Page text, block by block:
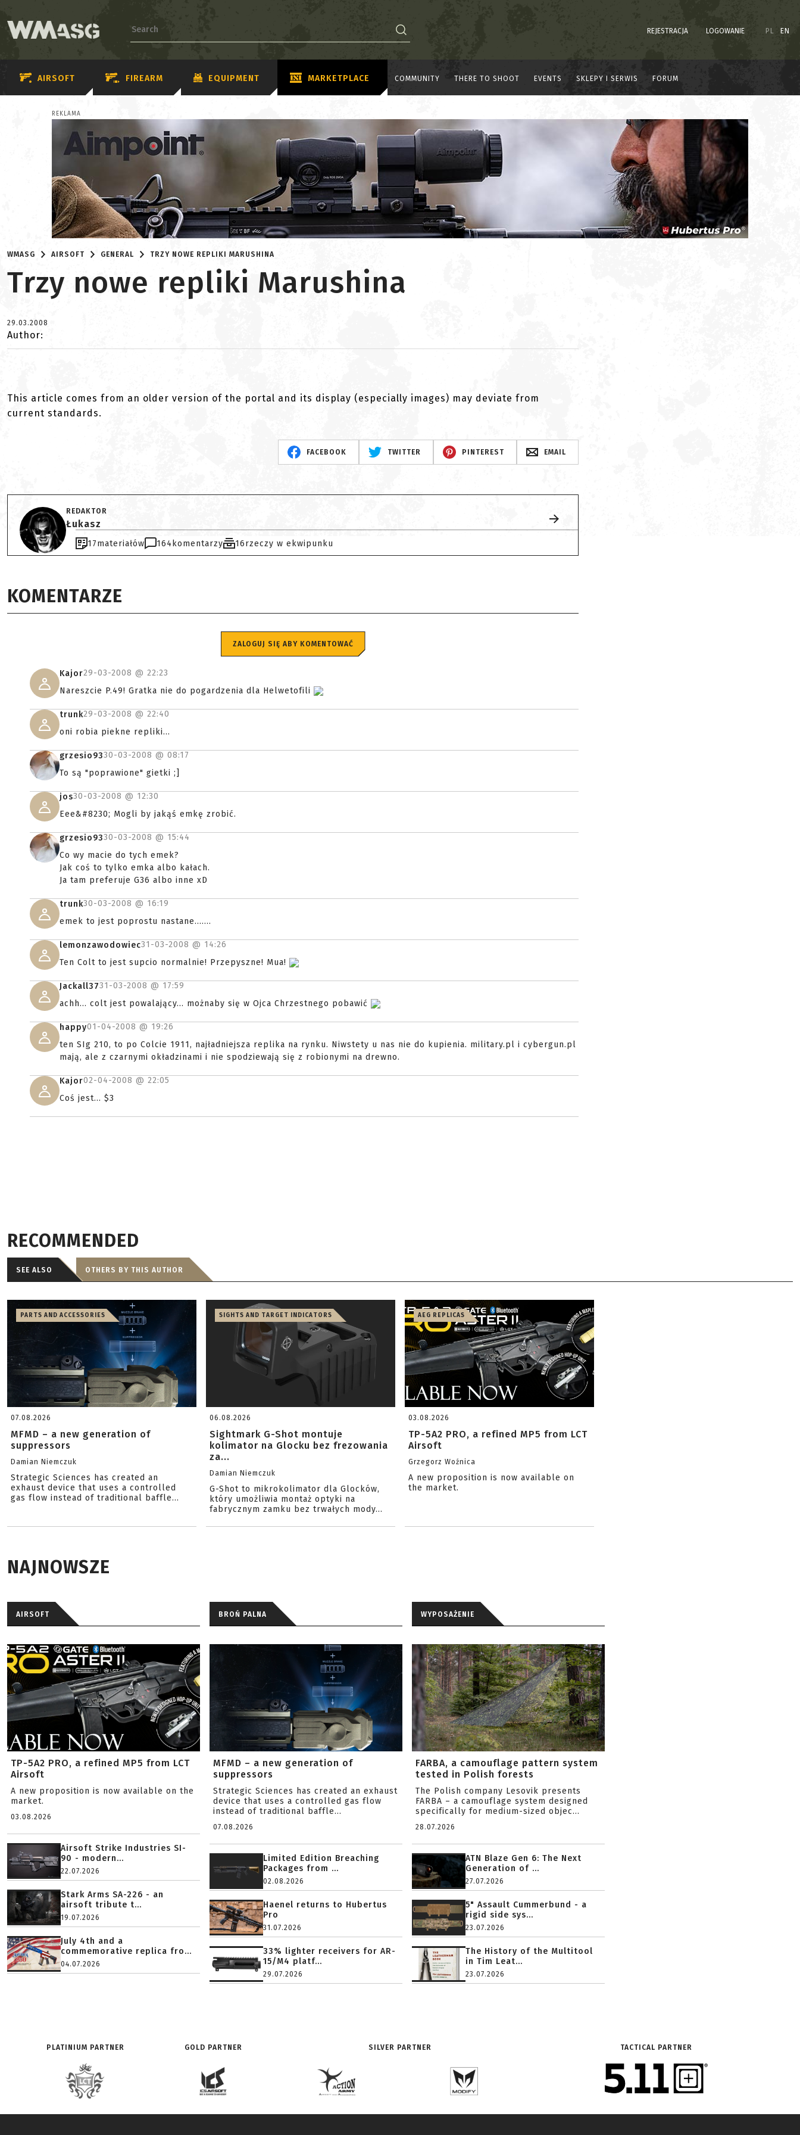
REJESTRACJA LOGOWANIE PL EN
AIRSOFT FIREARM EQUIPMENT MARKETPLACE COMMUNITY THERE TO SHOOT EVENTS SKLEPY I SERWIS FORUM
REKLAMA
WMASG AIRSOFT GENERAL TRZY NOWE REPLIKI MARUSHINA
Trzy nowe repliki Marushina
29.03.2008
Author:
This article comes from an older version of the portal and its display (especially images) may deviate from
current standards.
FACEBOOK TWITTER PINTEREST EMAIL
REDAKTOR
Łukasz
17materiałów 164 komentarzy 16rzeczy w ekwipunku
KOMENTARZE
ZALOGUJ SIĘ ABY KOMENTOWAĆ
Kajor29-03-2008 @ 22:23
Nareszcie P.49! Gratka nie do pogardzenia dla Helwetofili
trunk29-03-2008 @ 22:40
oni robia piekne repliki...
grzesio9330-03-2008 @ 08:17
To są "poprawione" gietki ;]
jos30-03-2008 @ 12:30
Eee&#8230; Mogli by jakąś emkę zrobić.
grzesio9330-03-2008 @ 15:44
Co wy macie do tych emek?
Jak coś to tylko emka albo kałach.
Ja tam preferuje G36 albo inne xD
trunk30-03-2008 @ 16:19
emek to jest poprostu nastane.......
lemonzawodowiec31-03-2008 @ 14:26
Ten Colt to jest supcio normalnie! Przepyszne! Mua!
Jackall3731-03-2008 @ 17:59
achh... colt jest powalający... możnaby się w Ojca Chrzestnego pobawić
happy01-04-2008 @ 19:26
ten SIg 210, to po Colcie 1911, najładniejsza replika na rynku. Niwstety u nas nie do kupienia. military.pl i cybergun.pl
mają, ale z czarnymi okładzinami i nie spodziewają się z robionymi na drewno.
Kajor02-04-2008 @ 22:05
Coś jest... $3
RECOMMENDED
SEE ALSO OTHERS BY THIS AUTHOR
PARTS AND ACCESSORIES
07.08.2026
MFMD – a new generation of
suppressors
Damian Niemczuk
Strategic Sciences has created an
exhaust device that uses a controlled
gas flow instead of traditional baffle...
SIGHTS AND TARGET INDICATORS
06.08.2026
Sightmark G-Shot montuje
kolimator na Glocku bez frezowania
za...
Damian Niemczuk
G-Shot to mikrokolimator dla Glocków,
który umożliwia montaż optyki na
fabrycznym zamku bez trwałych mody...
AEG REPLICAS
03.08.2026
TP-5A2 PRO, a refined MP5 from LCT
Airsoft
Grzegorz Woźnica
A new proposition is now available on
the market.
NAJNOWSZE
AIRSOFT
TP-5A2 PRO, a refined MP5 from LCT
Airsoft
A new proposition is now available on the
market.
03.08.2026
Airsoft Strike Industries SI-
90 - modern...
22.07.2026
Stark Arms SA-226 - an
airsoft tribute t...
19.07.2026
July 4th and a
commemorative replica fro...
04.07.2026
BROŃ PALNA
MFMD – a new generation of
suppressors
Strategic Sciences has created an exhaust
device that uses a controlled gas flow
instead of traditional baffle...
07.08.2026
Limited Edition Breaching
Packages from ...
02.08.2026
Haenel returns to Hubertus
Pro
31.07.2026
33% lighter receivers for AR-
15/M4 platf...
29.07.2026
WYPOSAŻENIE
FARBA, a camouflage pattern system
tested in Polish forests
The Polish company Lesovik presents
FARBA – a camouflage system designed
specifically for medium-sized objec...
28.07.2026
ATN Blaze Gen 6: The Next
Generation of ...
27.07.2026
5" Assault Cummerbund - a
rigid side sys...
23.07.2026
The History of the Multitool
in Tim Leat...
23.07.2026
PLATINIUM PARTNER GOLD PARTNER SILVER PARTNER TACTICAL PARTNER